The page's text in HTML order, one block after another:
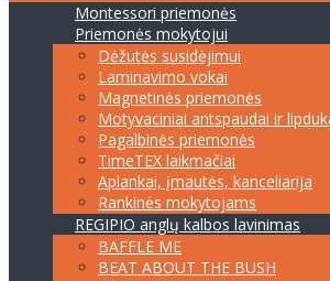
Montessori priemonės
Priemonės mokytojui
Dėžutės susidėjimui
Laminavimo vokai
Magnetinės priemonės
Motyvaciniai antspaudai ir
Pagalbinės priemonės
TimeTEX laikmačiai
Aplankai, įmautės, kanceliarija
Rankinės mokytojams
REGIPIO anglų kalbos lavinimas
BAFFLE ME
BEAT ABOUT THE BUSH